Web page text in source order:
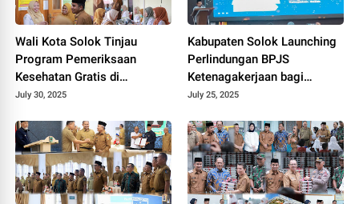
Wali Kota Solok Tinjau
Program Pemeriksaan
Kesehatan Gratis di
Puskesmas Tanah Garam
July 30, 2025
Kabupaten Solok Launching
Perlindungan BPJS
Ketenagakerjaan bagi
Pekerja Rentan.
July 25, 2025